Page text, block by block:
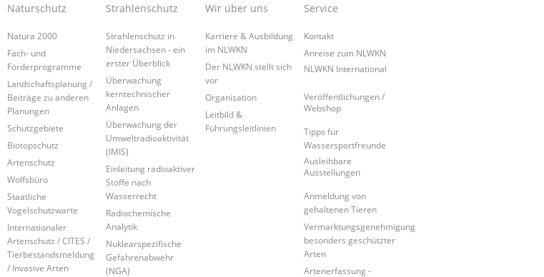
Naturschutz
Natura 2000
Fach- und
Förderprogramme
Landschaftsplanung /
Beiträge zu anderen
Planungen
Schutzgebiete
Biotopschutz
Artenschutz
Wolfsbüro
Staatliche
Vogelschutzwarte
Internationaler
Artenschutz / CITES /
Tierbestandsmeldung
/ Invasive Arten
Strahlenschutz
Strahlenschutz in
Niedersachsen - ein
erster Überblick
Überwachung
kerntechnischer
Anlagen
Überwachung der
Umweltradioaktivität
(IMIS)
Einleitung radioaktiver
Stoffe nach
Wasserrecht
Radiochemische
Analytik
Nuklearspezifische
Gefahrenabwehr
(NGA)
Wir über uns
Karriere & Ausbildung
im NLWKN
Der NLWKN stellt sich
vor
Organisation
Leitbild &
Führungsleitlinien
Service
Kontakt
Anreise zum NLWKN
NLWKN International
Veröffentlichungen /
Webshop
Tipps für
Wassersportfreunde
Ausleihbare
Ausstellungen
Anmeldung von
gehaltenen Tieren
Vermarktungsgenehmigung
besonders geschützter
Arten
Artenerfassung -